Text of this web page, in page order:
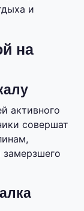
и
на
активного
совершат